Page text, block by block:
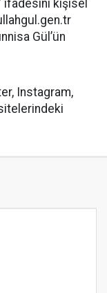
ifadesini kişisel
Gül’ün
Instagram,